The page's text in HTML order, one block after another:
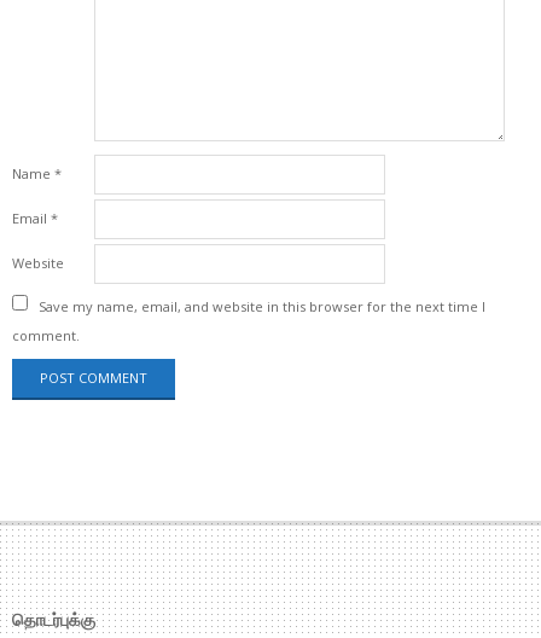
Name *
Email *
Website
Save my name, email, and website in this browser for the next time I
comment.
தொடர்புக்கு